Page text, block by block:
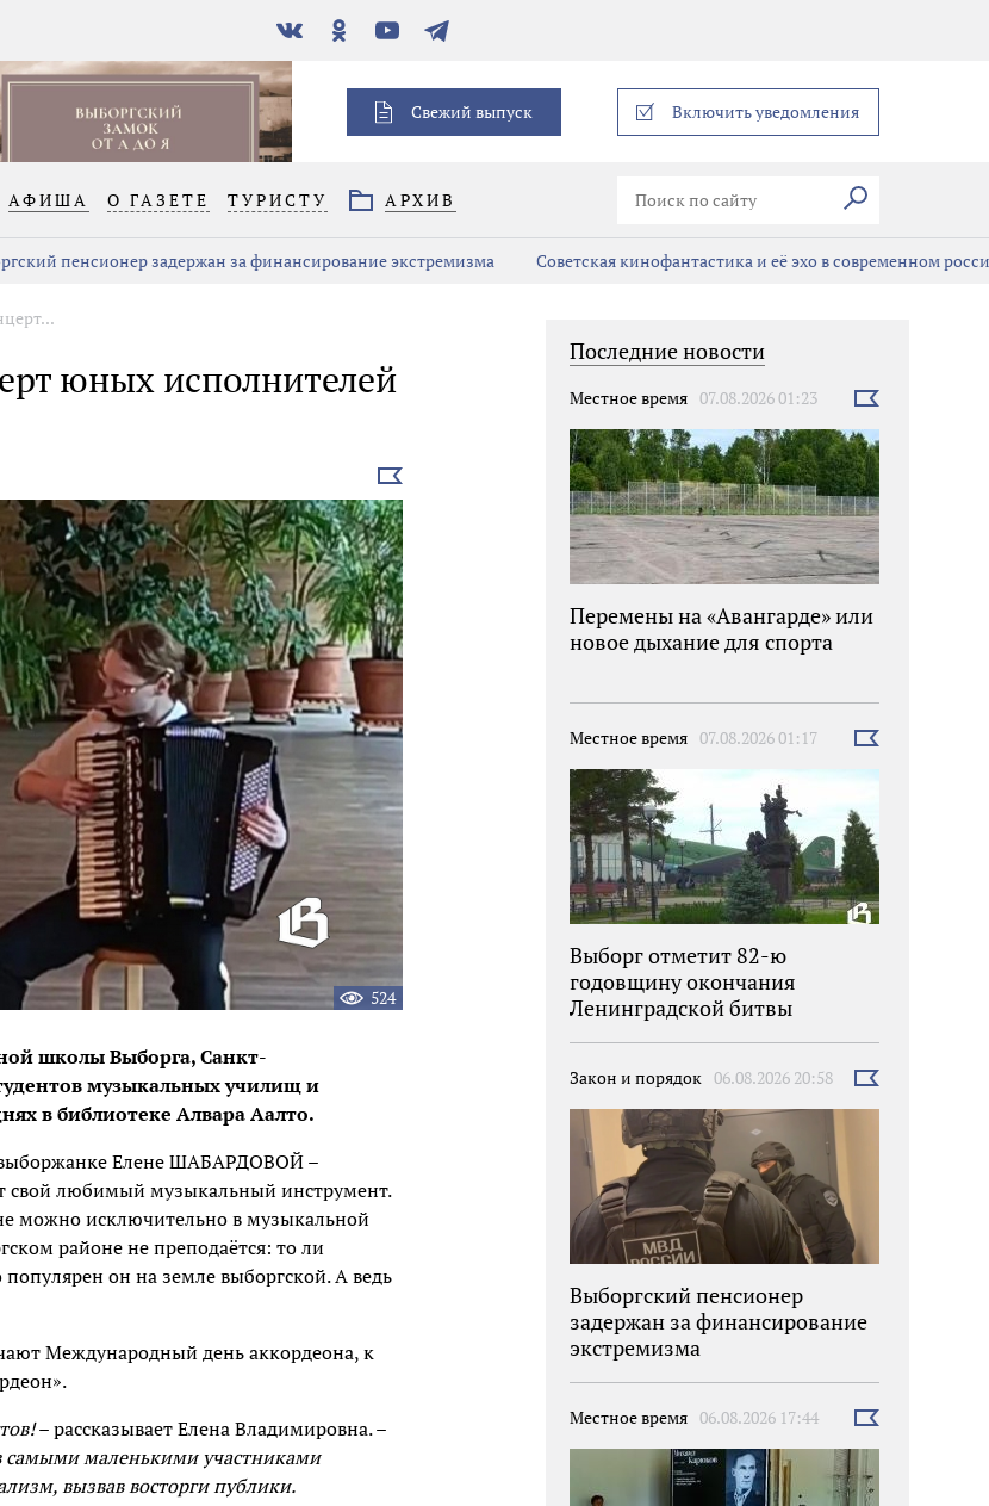
В
контакте
Одноклассники
YouTubeТелеграм
Свежий выпуск Включить уведомления
АФИША О ГАЗЕТЕ ТУРИСТУ АРХИВ Искать
пенсионер задержан за финансирование экстремизма Советская кинофантастика и её эхо в современном
юных исполнителей
Выбрать
новость
524
школы Выборга, Санкт-
музыкальных училищ и
в библиотеке Алвара Аалто.
выборжанке Елене ШАБАРДОВОЙ –
свой любимый музыкальный инструмент.
можно исключительно в музыкальной
районе не преподаётся: то ли
он на земле выборгской. А ведь
Международный день аккордеона, к
– рассказывает Елена Владимировна. –
самыми маленькими участниками
вызвав восторги публики.
Последние новости
Местное время 07.08.2026 01:23
Выбрать
Перемены на «Авангарде» или
новое дыхание для спорта
Местное время 07.08.2026 01:17
Выбрать
Выборг отметит 82-ю
годовщину окончания
Ленинградской битвы
Закон и порядок 06.08.2026 20:58
Выбрать
Выборгский пенсионер
задержан за финансирование
экстремизма
Местное время 06.08.2026 17:44
Выбрать